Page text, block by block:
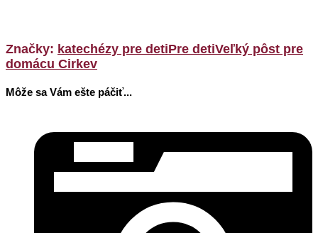
Značky: katechézy pre detiPre detiVeľký pôst pre
domácu Cirkev
Môže sa Vám ešte páčiť...